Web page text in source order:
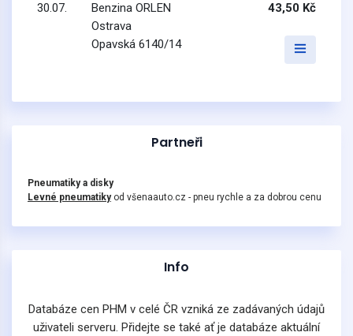
30.07.
Benzina ORLEN
Ostrava
Opavská 6140/14
43,50 Kč
Partneři
Pneumatiky a disky
Levné pneumatikyod všenaauto.cz - pneu rychle a za dobrou cenu
Info
Databáze cen PHM v celé ČR vzniká ze zadávaných údajů
uživateli serveru. Přidejte se také ať je databáze aktuální